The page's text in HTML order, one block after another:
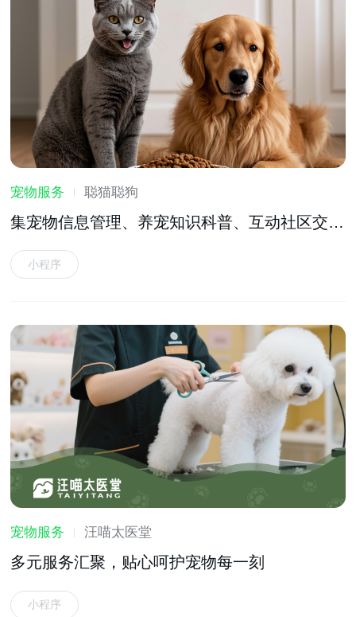
宠物服务 聪猫聪狗
集宠物信息管理、养宠知识科普、互动社区交流
小程序
宠物服务 汪喵太医堂
多元服务汇聚，贴心呵护宠物每一刻
小程序